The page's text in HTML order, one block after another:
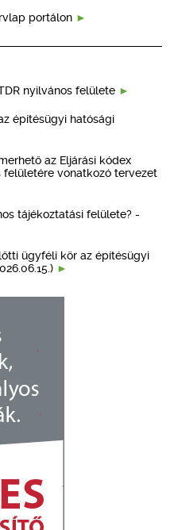
portálon
nyilvános felülete
építésügyi hatósági
az Eljárási kódex
felületére vonatkozó tervezet
tájékoztatási felülete? -
ügyféli kör az építésügyi